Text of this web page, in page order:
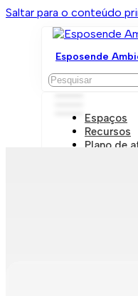
Saltar para o conteúdo
Esposende
Pesquisar
Espaços
Recursos
Plano de